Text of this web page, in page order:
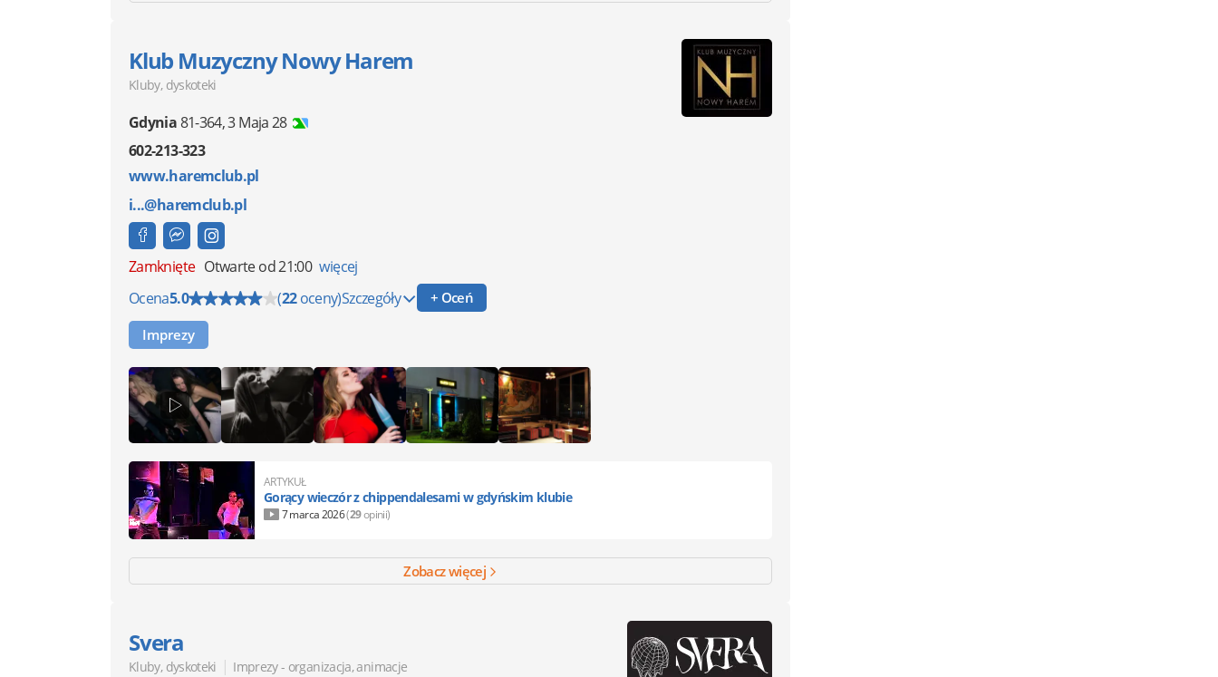
Klub Muzyczny Nowy Harem
Kluby, dyskoteki
Gdynia81-364,3 Maja 28
602-213-323
www.haremclub.pl
i...@haremclub.pl
Zamknięte Otwarte od 21:00 więcej
Ocena5.0 (22oceny)Szczegóły + Oceń
Imprezy
ARTYKUŁ
Gorący wieczór z chippendalesami w gdyńskim klubie
7 marca 2026(29opinii)
Zobacz więcej
Svera
Kluby, dyskoteki | Imprezy - organizacja, animacje